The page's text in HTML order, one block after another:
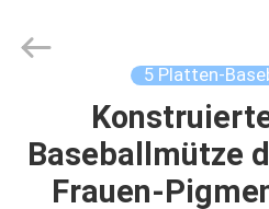
PRODUKTE
Ltd..
5 Platten-
Baseballmütze
Frauen-